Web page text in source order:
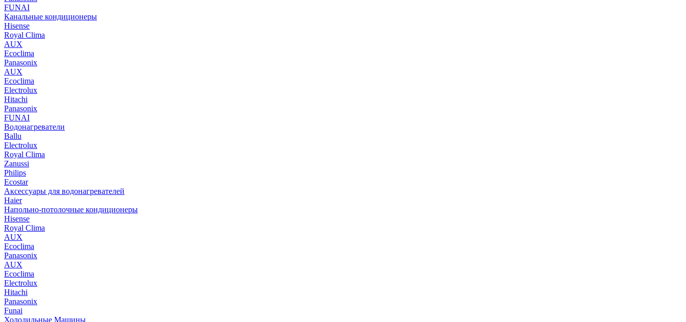
FUNAI
Канальные кондиционеры
Hisense
Royal Clima
AUX
Ecoclima
Panasonix
AUX
Ecoclima
Electrolux
Hitachi
Panasonix
FUNAI
Водонагреватели
Ballu
Electrolux
Royal Clima
Zanussi
Philips
Ecostar
Аксессуары для водонагревателей
Haier
Напольно-потолочные кондиционеры
Hisense
Royal Clima
AUX
Ecoclima
Panasonix
AUX
Ecoclima
Electrolux
Hitachi
Panasonix
Funai
Холодильные Машины